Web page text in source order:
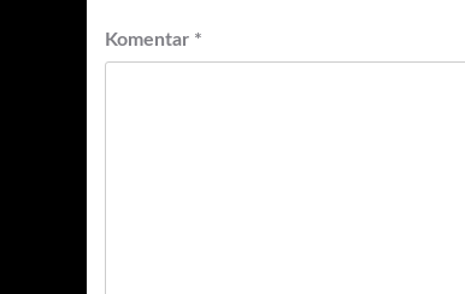
Komentar *